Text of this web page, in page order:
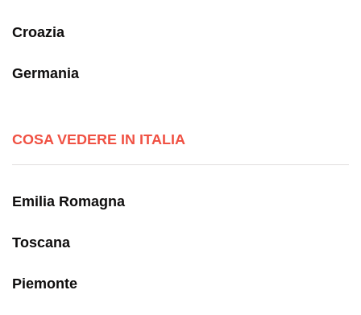
Croazia
Germania
COSA VEDERE IN ITALIA
Emilia Romagna
Toscana
Piemonte